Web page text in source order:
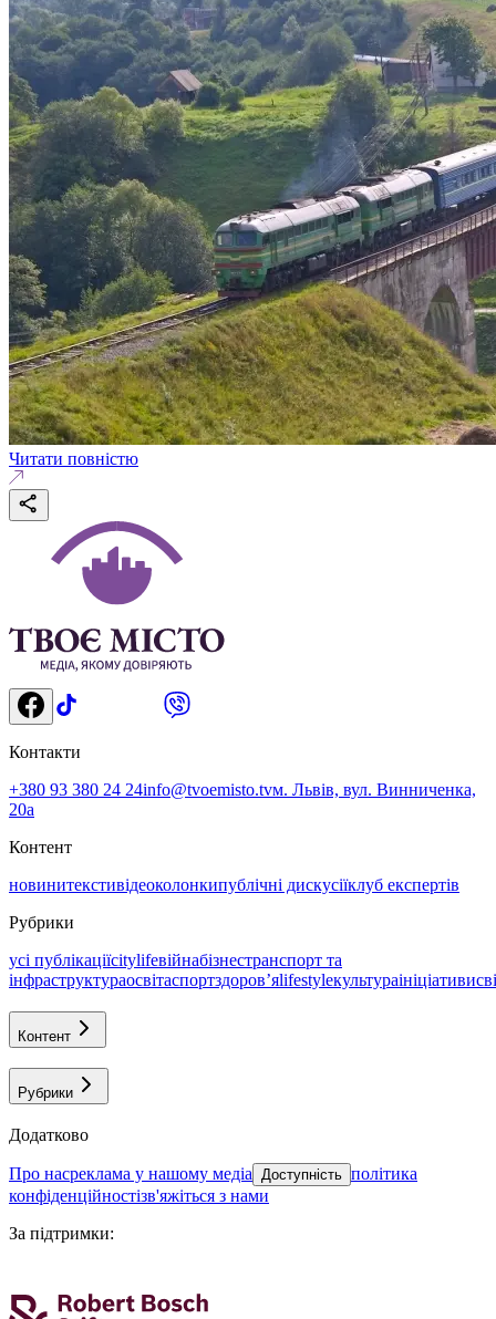
Читати повністю
Контакти
+380 93 380 24 24info@tvoemisto.tvм. Львів, вул. Винниченка,
20а
Контент
новинитекстивідеоколонкипублічні дискусіїклуб експертів
Рубрики
усі публікаціїcitylifeвійнабізнестранспорт та
інфраструктураосвітаспортздоровʼяlifestyleкультураініціативи
Контент
Рубрики
Додатково
про насреклама у нашому медіа Доступність політика
конфіденційностізв'яжіться з нами
За підтримки: